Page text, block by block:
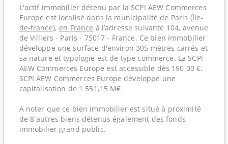
L'actif immobilier détenu par la SCPI AEW Commerces
Europe est localisé dans la municipalité de Paris (Île-
de-france), en France à l’adresse suivante 104, avenue
de Villiers - Paris - 75017 - France. Ce bien immobilier
développe une surface d'environ 305 mètres carrés et
sa nature et typologie est de type commerce. La SCPI
AEW Commerces Europe est accessible dès 190,00 €.
SCPI AEW Commerces Europe développe une
capitalisation de 1 551,15 M€
A noter que ce bien immobilier est situé à proximité
de 8 autres biens détenus également des fonds
immobilier grand public.